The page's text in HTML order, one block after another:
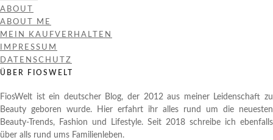
ABOUT
ABOUT ME
MEIN KAUFVERHALTEN
IMPRESSUM
DATENSCHUTZ
ÜBER FIOSWELT
FiosWelt ist ein deutscher Blog, der 2012 aus meiner Leidenschaft zu
Beauty geboren wurde. Hier erfahrt ihr alles rund um die neuesten
Beauty-Trends, Fashion und Lifestyle. Seit 2018 schreibe ich ebenfalls
über alls rund ums Familienleben.